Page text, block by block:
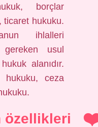
borçlar
ticaret hukuku.
ihlalleri
gereken usul
alanıdır.
hukuku, ceza
özellikleri